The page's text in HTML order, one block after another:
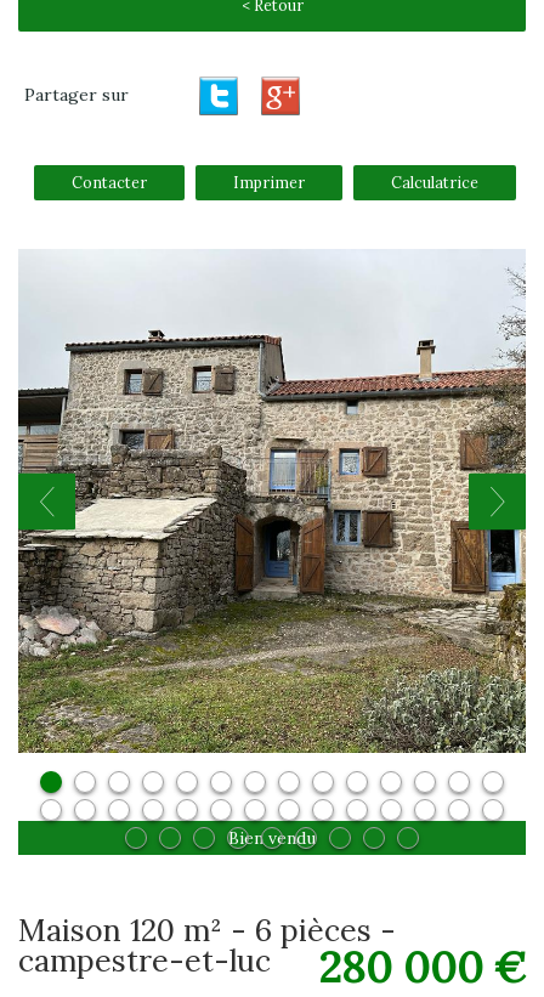
< Retour
Partager sur
Contacter Imprimer Calculatrice
Bien vendu
maison 120 m² - 6 pièces -
campestre-et-luc 280 000 €